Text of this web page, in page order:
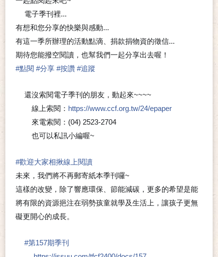
電子季刊裡...
有想和您分享的快樂與感動...
有這一季所辦理的活動點滴、捐款捐物資的徵信...
期待您能撥空閱讀，也幫我們一起分享出去喔！
#點閱 #分享 #按讚 #追蹤
還沒索閱電子季刊的朋友，動起來~~~~
線上索閱： https://www.ccf.org.tw/24/epaper
來電索閱：(04) 2523-2704
也可以私訊小編喔~
#歡迎大家相揪線上閱讀
未來，我們將不再郵寄紙本季刊囉~
這樣的改變，除了響應環保、節能減碳，更多的希望是能
將有限的資源挹注在弱勢孩童就學及生活上，讓孩子更無
礙更開心的成長。
#第157期季刊